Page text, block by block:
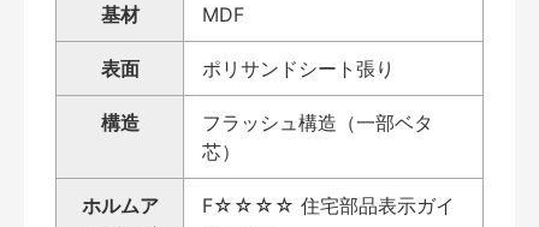
基材 MDF
表面 ポリサンドシート張り
構造
フラッシュ構造（一部ベタ
芯）
ホルムア
F☆☆☆☆ 住宅部品表示ガイ